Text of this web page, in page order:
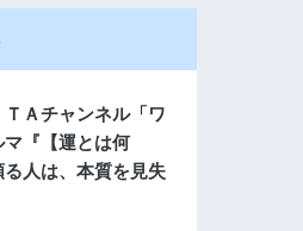
Ａチャンネル「ワ
『【運とは何
人は、本質を見失